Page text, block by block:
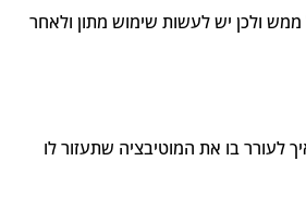
ולכן יש לעשות שימוש מתון ולאחר
לעורר בו את המוטיבציה שתעזור לו